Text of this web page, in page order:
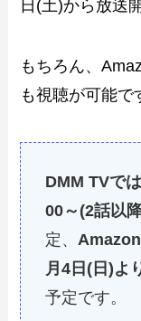
日(土)から放送
もちろん、
も視聴が可能で
DMM TVで
00～(2話以
定、
月4日(日)よ
予定です。